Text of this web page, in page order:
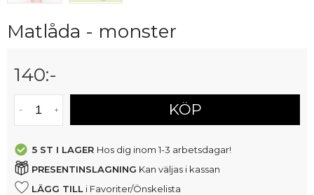
Matlåda - monster
140:-
KÖP
5 ST I LAGER Hos dig inom 1-3 arbetsdagar!
PRESENTINSLAGNING Kan väljas i kassan
LÄGG TILL i Favoriter/Önskelista